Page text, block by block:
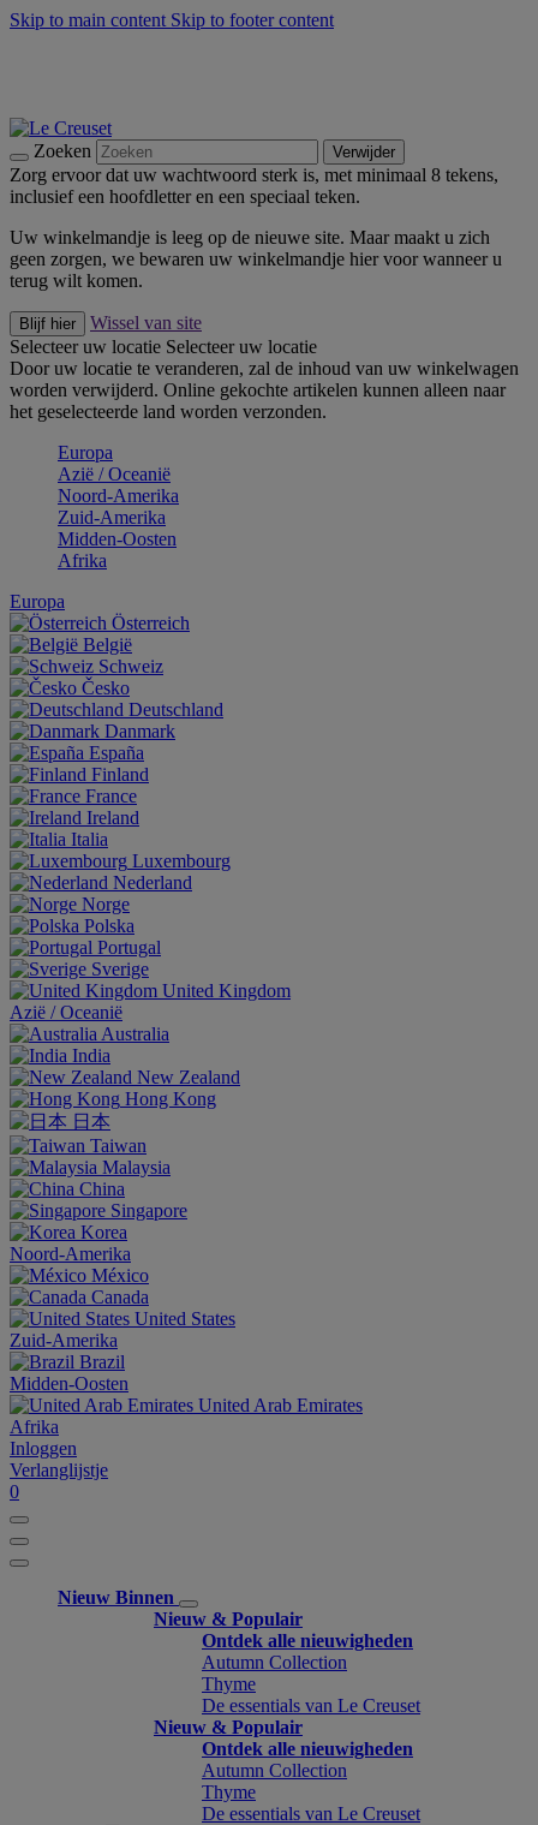
Skip to main content Skip to footer content
Zoeken Verwijder
Zorg ervoor dat uw wachtwoord sterk is, met minimaal 8 tekens,
inclusief een hoofdletter en een speciaal teken.
Uw winkelmandje is leeg op de nieuwe site. Maar maakt u zich
geen zorgen, we bewaren uw winkelmandje hier voor wanneer u
terug wilt komen.
Blijf hier
Wissel van site
Selecteer uw locatie Selecteer uw locatie
Door uw locatie te veranderen, zal de inhoud van uw winkelwagen
worden verwijderd. Online gekochte artikelen kunnen alleen naar
het geselecteerde land worden verzonden.
Europa
Aziё / Oceaniё
Noord-Amerika
Zuid-Amerika
Midden-Oosten
Afrika
Europa
Österreich
België
Schweiz
Česko
Deutschland
Danmark
España
Finland
France
Ireland
Italia
Luxembourg
Nederland
Norge
Polska
Portugal
Sverige
United Kingdom
Aziё / Oceaniё
Australia
India
New Zealand
Hong Kong
日本
Taiwan
Malaysia
China
Singapore
Korea
Noord-Amerika
México
Canada
United States
Zuid-Amerika
Brazil
Midden-Oosten
United Arab Emirates
Afrika
Inloggen
Verlanglijstje
0
Nieuw Binnen
Nieuw & Populair
Ontdek alle nieuwigheden
Autumn Collection
Thyme
De essentials van Le Creuset
Nieuw & Populair
Ontdek alle nieuwigheden
Autumn Collection
Thyme
De essentials van Le Creuset